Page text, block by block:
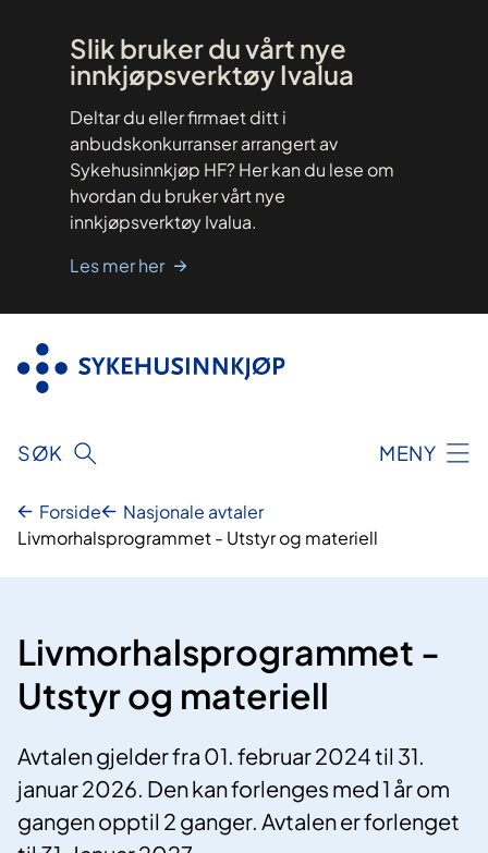
Slik bruker du vårt nye
innkjøpsverktøy Ivalua
Deltar du eller firmaet ditt i
anbudskonkurranser arrangert av
Sykehusinnkjøp HF? Her kan du lese om
hvordan du bruker vårt nye
innkjøpsverktøy Ivalua.
Les mer her
SØK MENY
Forside
Nasjonale avtaler
Livmorhalsprogrammet - Utstyr og materiell
Livmorhalsprogrammet -
Utstyr og materiell
Avtalen gjelder fra 01. februar 2024 til 31.
januar 2026. Den kan forlenges med 1 år om
gangen opptil 2 ganger. Avtalen er forlenget